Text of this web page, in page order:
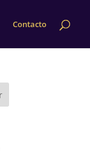
Contacto